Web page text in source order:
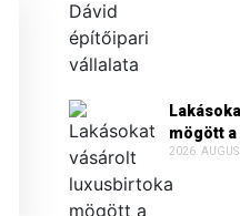
mögött
2026.